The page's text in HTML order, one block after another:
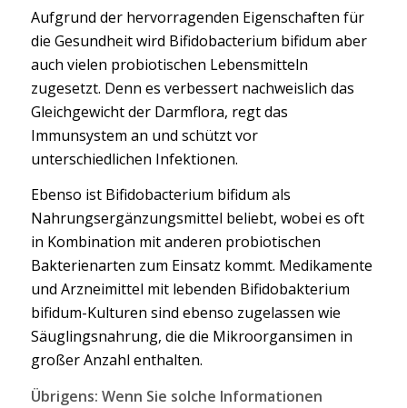
Aufgrund der hervorragenden Eigenschaften für
die Gesundheit wird Bifidobacterium bifidum aber
auch vielen probiotischen Lebensmitteln
zugesetzt. Denn es verbessert nachweislich das
Gleichgewicht der Darmflora, regt das
Immunsystem an und schützt vor
unterschiedlichen Infektionen.
Ebenso ist Bifidobacterium bifidum als
Nahrungsergänzungsmittel beliebt, wobei es oft
in Kombination mit anderen probiotischen
Bakterienarten zum Einsatz kommt. Medikamente
und Arzneimittel mit lebenden Bifidobakterium
bifidum-Kulturen sind ebenso zugelassen wie
Säuglingsnahrung, die die Mikroorgansimen in
großer Anzahl enthalten.
Übrigens: Wenn Sie solche Informationen